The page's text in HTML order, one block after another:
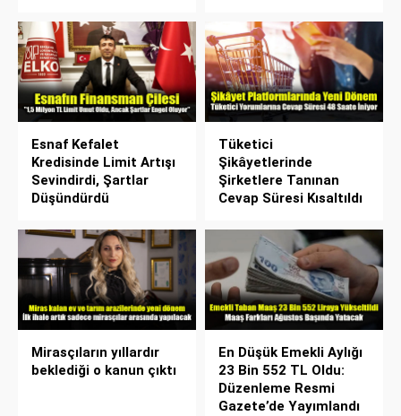
Esnaf Kefalet
Kredisinde Limit Artışı
Sevindirdi, Şartlar
Düşündürdü
Tüketici
Şikâyetlerinde
Şirketlere Tanınan
Cevap Süresi Kısaltıldı
Mirasçıların yıllardır
beklediği o kanun çıktı
En Düşük Emekli Aylığı
23 Bin 552 TL Oldu:
Düzenleme Resmi
Gazete’de Yayımlandı